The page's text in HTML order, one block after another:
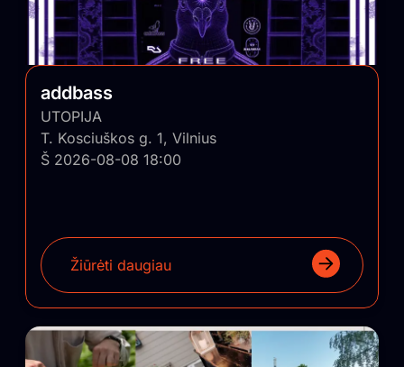
addbass
UTOPIJA
T. Kosciuškos g. 1, Vilnius
Š 2026-08-08 18:00
Žiūrėti daugiau